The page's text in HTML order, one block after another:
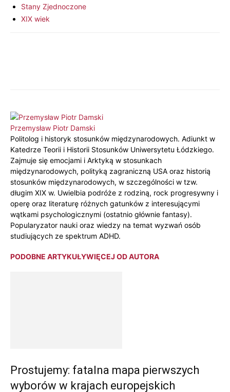
Stany Zjednoczone
XIX wiek
Przemysław Piotr Damski
Politolog i historyk stosunków międzynarodowych. Adiunkt w
Katedrze Teorii i Historii Stosunków Uniwersytetu Łódzkiego.
Zajmuje się emocjami i Arktyką w stosunkach
międzynarodowych, polityką zagraniczną USA oraz historią
stosunków międzynarodowych, w szczególności w tzw.
długim XIX w. Uwielbia podróże z rodziną, rock progresywny i
operę oraz literaturę różnych gatunków z interesującymi
wątkami psychologicznymi (ostatnio głównie fantasy).
Popularyzator nauki oraz wiedzy na temat wyzwań osób
studiujących ze spektrum ADHD.
PODOBNE ARTYKUŁYWIĘCEJ OD AUTORA
Prostujemy: fatalna mapa pierwszych
wyborów w krajach europejskich